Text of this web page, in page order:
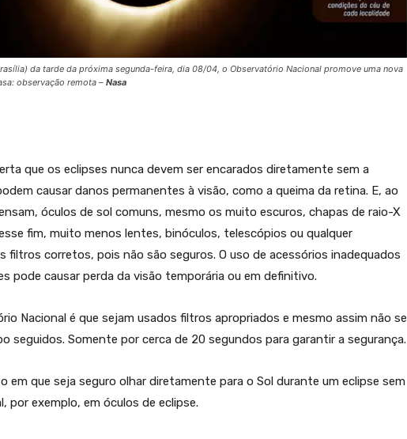
da tarde da próxima segunda-feira, dia 08/04, o Observatório Nacional promove uma nova
observação remota – Nasa
que os eclipses nunca devem ser encarados diretamente sem a
causar danos permanentes à visão, como a queima da retina. E, ao
óculos de sol comuns, mesmo os muito escuros, chapas de raio-X
fim, muito menos lentes, binóculos, telescópios ou qualquer
corretos, pois não são seguros. O uso de acessórios inadequados
pode causar perda da visão temporária ou em definitivo.
Nacional é que sejam usados filtros apropriados e mesmo assim não se
seguidos. Somente por cerca de 20 segundos para garantir a segurança.
em que seja seguro olhar diretamente para o Sol durante um eclipse sem
por exemplo, em óculos de eclipse.